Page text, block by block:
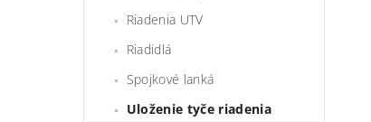
Riadenia UTV
Riadidlá
Spojkové lanká
Uloženie tyče riadenia